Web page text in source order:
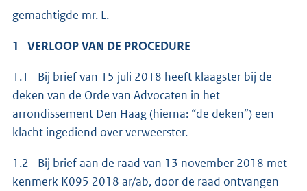
gemachtigde mr. L.
1 VERLOOP VAN DE PROCEDURE
1.1 Bij brief van 15 juli 2018 heeft klaagster bij de
deken van de Orde van Advocaten in het
arrondissement Den Haag (hierna: “de deken”) een
klacht ingediend over verweerster.
1.2 Bij brief aan de raad van 13 november 2018 met
kenmerk K095 2018 ar/ab, door de raad ontvangen